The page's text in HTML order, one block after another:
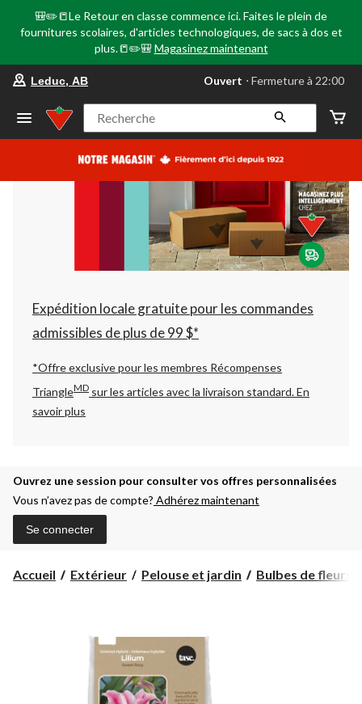
🎒✏️📒Le Retour en classe commence ici. Faites le plein de
fournitures scolaires, d'articles technologiques, de sacs à dos et
plus.📒✏️🎒 Magasinez maintenant
votre
préféré
Leduc,
AB,
courament
Fermeture
à
22:00
cliquer
pour
changer
Leduc, AB Ouvert ⋅ Fermeture à 22:00
Recherche
Expédition locale gratuite pour les commandes
admissibles de plus de 99 $*
*Offre exclusive pour les membres Récompenses
TriangleMD sur les articles avec la livraison standard.En
savoir plus
Ouvrez une session pour consulter vos offres personnalisées
Vous n’avez pas de compte? Adhérez maintenant
Se connecter
Accueil Extérieur Pelouse et jardin Bulbes de fleurs,